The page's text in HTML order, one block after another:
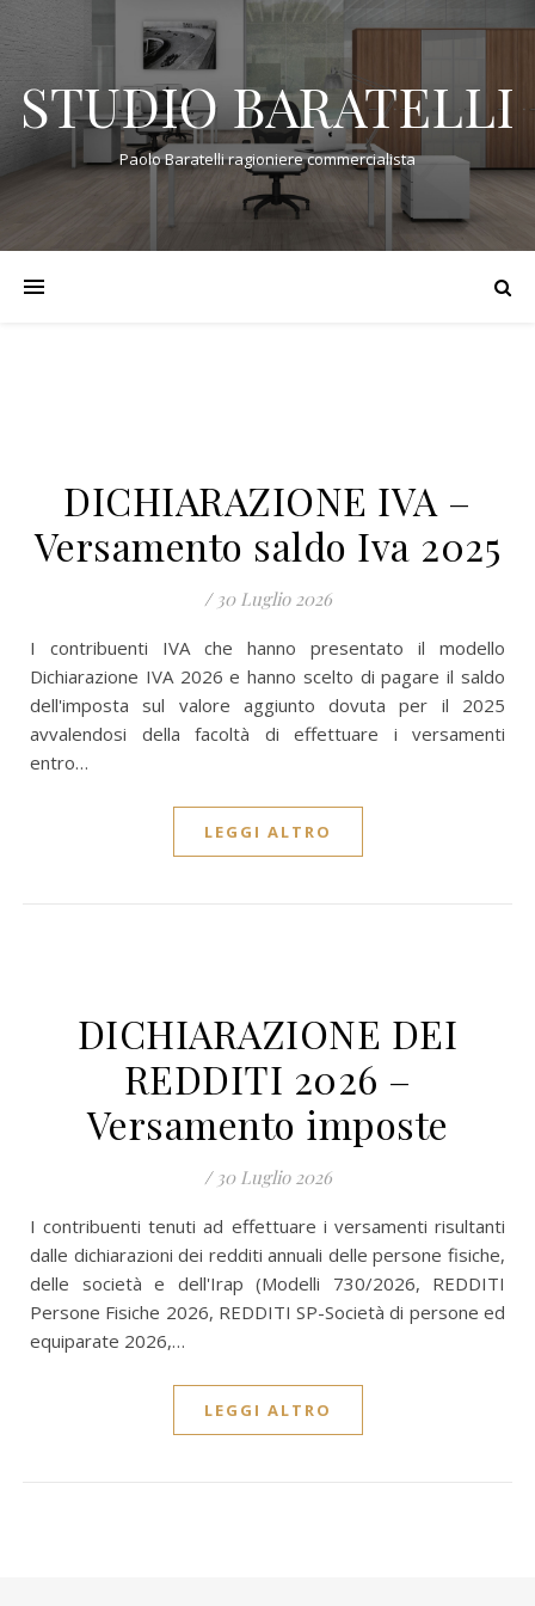
STUDIO BARATELLI
Paolo Baratelli ragioniere commercialista
DICHIARAZIONE IVA –
Versamento saldo Iva 2025
/ 30 Luglio 2026
I contribuenti IVA che hanno presentato il modello
Dichiarazione IVA 2026 e hanno scelto di pagare il saldo
dell'imposta sul valore aggiunto dovuta per il 2025
avvalendosi della facoltà di effettuare i versamenti
entro…
LEGGI ALTRO
DICHIARAZIONE DEI
REDDITI 2026 –
Versamento imposte
/ 30 Luglio 2026
I contribuenti tenuti ad effettuare i versamenti risultanti
dalle dichiarazioni dei redditi annuali delle persone fisiche,
delle società e dell'Irap (Modelli 730/2026, REDDITI
Persone Fisiche 2026, REDDITI SP-Società di persone ed
equiparate 2026,…
LEGGI ALTRO